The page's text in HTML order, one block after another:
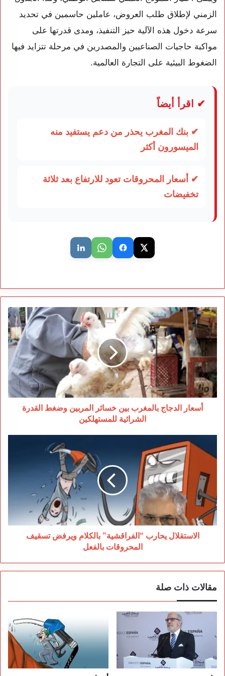
الزمني لإطلاق طلب العروض، عاملين حاسمين في تحديد
سرعة دخول هذه الآلية حيز التنفيذ، ومدى قدرتها على
مواكبة حاجيات الصناعيين والمصدرين في مرحلة تتزايد فيها
الضغوط البيئية على التجارة العالمية.
✔ اقرأ أيضاً
✔ بنك المغرب يحذر من دعم يستفيد منه
الميسورون أكثر
✔ أسعار المحروقات تعود للارتفاع بعد ثلاثة
تخفيضات
أسعار
الدجاج
بالمغرب
بين
خسائر
المربين
وضغط
القدرة
الشرائية
للمستهلكين
أسعار الدجاج بالمغرب بين خسائر المربين وضغط القدرة
الشرائية للمستهلكين
الاستقلال
يحارب
“الفراقشية”
بالكلام
ويرفض
تسقيف
المحروقات
بالفعل
الاستقلال يحارب “الفراقشية” بالكلام ويرفض تسقيف
المحروقات بالفعل
مقالات ذات صلة